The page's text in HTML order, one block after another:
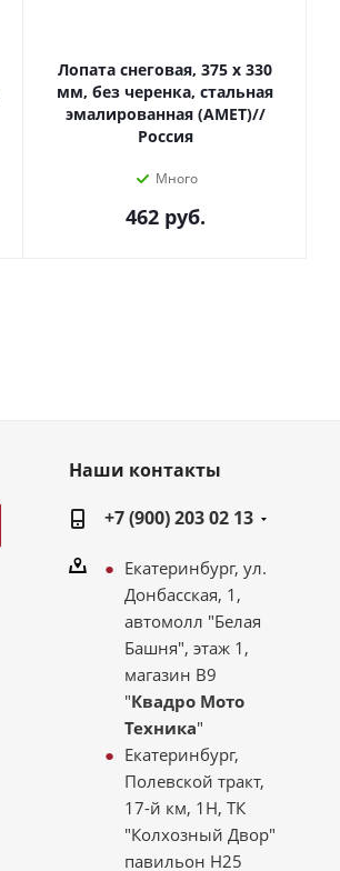
Лопата снеговая, 375 х 330
мм, без черенка, стальная
эмалированная (АМЕТ)//
Россия
Много
462руб.
Наши контакты
+7 (900) 203 02 13
Екатеринбург, ул.
Донбасская, 1,
автомолл "Белая
Башня", этаж 1,
магазин В9
"Квадро Мото
Техника"
Екатеринбург,
Полевской тракт,
17-й км, 1Н, ТК
"Колхозный Двор"
павильон Н25